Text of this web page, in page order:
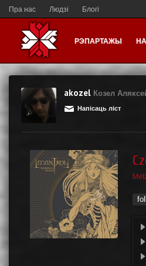
Пра нас Людзі Блогі
РЭПАРТАЖЫ
akozel Козел
Напісаць ліст